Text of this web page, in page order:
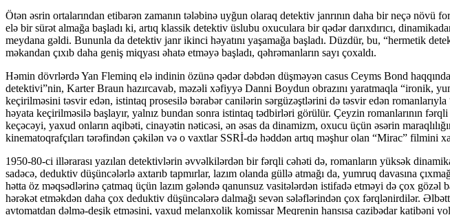
Ötən əsrin ortalarından etibarən zamanın tələbinə uyğun olaraq detektiv janrının daha bir neçə növü
elə bir sürət almağa başladı ki, artıq klassik detektiv üslubu oxuculara bir qədər darıxdırıcı,
meydana gəldi. Bununla da detektiv janr ikinci həyatını yaşamağa başladı. Düzdür, bu, “hermetik
məkandan çıxıb daha geniş miqyası əhatə etməyə başladı, qəhrəmanların sayı çoxaldı.
Həmin dövrlərdə Yan Fleminq elə indinin özünə qədər dəbdən düşməyən casus Ceyms Bond
detektivi”nin, Karter Braun hazırcavab, məzəli xəfiyyə Danni Boydun obrazını yaratmaqla “ironik,
keçirilməsini təsvir edən, istintaq prosesilə bərabər canilərin sərgüzəştlərini də təsvir edən
həyata keçirilməsilə başlayır, yalnız bundan sonra istintaq tədbirləri görülür. Çeyzin romanlarının
keçəcəyi, yaxud onların aqibəti, cinayətin nəticəsi, ən əsas da dinamizm, oxucu üçün əsərin
kinematoqrafçıları tərəfindən çəkilən və o vaxtlar SSRİ-də həddən artıq məşhur olan “Mirac” filmini
1950-80-ci illərarası yazılan detektivlərin əvvəlkilərdən bir fərqli cəhəti də, romanların yüksək
sadəcə, deduktiv düşüncələrlə axtarıb tapmırlar, lazım olanda güllə atmağı da, yumruq davasına
hətta öz məqsədlərinə çatmaq üçün lazım gələndə qanunsuz vasitələrdən istifadə etməyi də çox
hərəkət etməkdən daha çox deduktiv düşüncələrə dalmağı sevən sələflərindən çox fərqlənirdilər.
avtomatdan dəlmə-deşik etməsini, yaxud melanxolik komissar Meqrenin hansısa cazibədar katibəni